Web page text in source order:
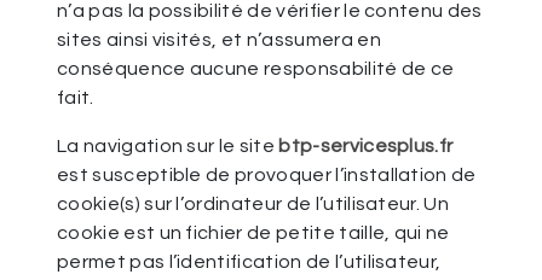
n’a pas la possibilité de vérifier le contenu des
sites ainsi visités, et n’assumera en
conséquence aucune responsabilité de ce
fait.
La navigation sur le site btp-servicesplus.fr
est susceptible de provoquer l’installation de
cookie(s) sur l’ordinateur de l’utilisateur. Un
cookie est un fichier de petite taille, qui ne
permet pas l’identification de l’utilisateur,